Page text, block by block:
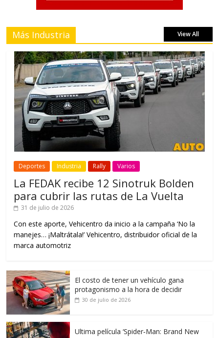
Más Industria View All
Deportes Industria Rally Varios
La FEDAK recibe 12 Sinotruk Bolden
para cubrir las rutas de La Vuelta
31 de julio de 2026
Con este aporte, Vehicentro da inicio a la campaña ‘No la
manejes… ¡Maltrátala!’ Vehicentro, distribuidor oficial de la
marca automotriz
El costo de tener un vehículo gana
protagonismo a la hora de decidir
30 de julio de 2026
Ultima película ‘Spider‑Man: Brand New